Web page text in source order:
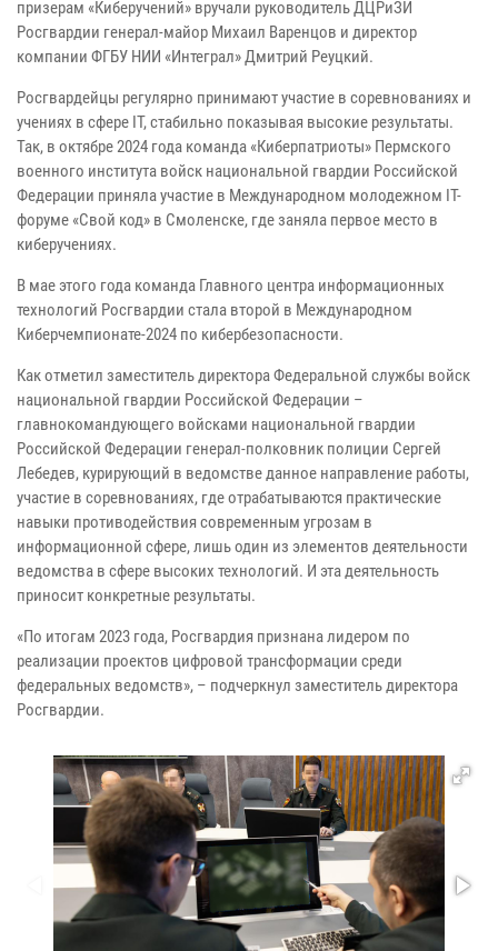
призерам «Киберучений» вручали руководитель ДЦРиЗИ
Росгвардии генерал-майор Михаил Варенцов и директор
компании ФГБУ НИИ «Интеграл» Дмитрий Реуцкий.
Росгвардейцы регулярно принимают участие в соревнованиях и
учениях в сфере IT, стабильно показывая высокие результаты.
Так, в октябре 2024 года команда «Киберпатриоты» Пермского
военного института войск национальной гвардии Российской
Федерации приняла участие в Международном молодежном IТ-
форуме «Свой код» в Смоленске, где заняла первое место в
киберучениях.
В мае этого года команда Главного центра информационных
технологий Росгвардии стала второй в Международном
Киберчемпионате-2024 по кибербезопасности.
Как отметил заместитель директора Федеральной службы войск
национальной гвардии Российской Федерации –
главнокомандующего войсками национальной гвардии
Российской Федерации генерал-полковник полиции Сергей
Лебедев, курирующий в ведомстве данное направление работы,
участие в соревнованиях, где отрабатываются практические
навыки противодействия современным угрозам в
информационной сфере, лишь один из элементов деятельности
ведомства в сфере высоких технологий. И эта деятельность
приносит конкретные результаты.
«По итогам 2023 года, Росгвардия признана лидером по
реализации проектов цифровой трансформации среди
федеральных ведомств», – подчеркнул заместитель директора
Росгвардии.